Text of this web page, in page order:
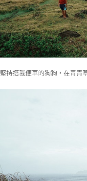
堅持搭我便車的狗狗，在青青